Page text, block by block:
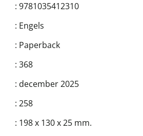
: 9781035412310
: Engels
: Paperback
: 368
: december 2025
: 258
: 198 x 130 x 25 mm.